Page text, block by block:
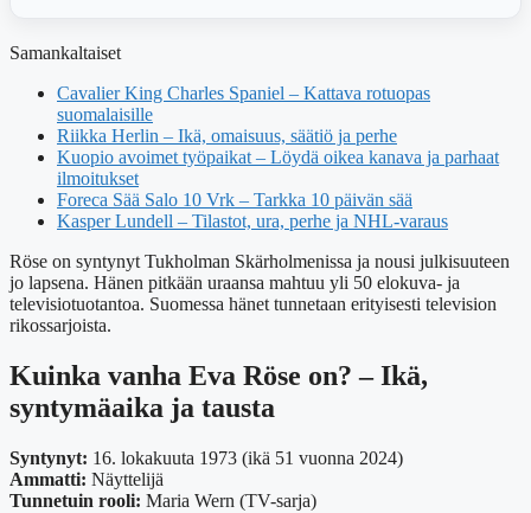
Samankaltaiset
Cavalier King Charles Spaniel – Kattava rotuopas
suomalaisille
Riikka Herlin – Ikä, omaisuus, säätiö ja perhe
Kuopio avoimet työpaikat – Löydä oikea kanava ja parhaat
ilmoitukset
Foreca Sää Salo 10 Vrk – Tarkka 10 päivän sää
Kasper Lundell – Tilastot, ura, perhe ja NHL-varaus
Röse on syntynyt Tukholman Skärholmenissa ja nousi julkisuuteen
jo lapsena. Hänen pitkään uraansa mahtuu yli 50 elokuva- ja
televisiotuotantoa. Suomessa hänet tunnetaan erityisesti television
rikossarjoista.
Kuinka vanha Eva Röse on? – Ikä,
syntymäaika ja tausta
Syntynyt: 16. lokakuuta 1973 (ikä 51 vuonna 2024)
Ammatti: Näyttelijä
Tunnetuin rooli: Maria Wern (TV-sarja)